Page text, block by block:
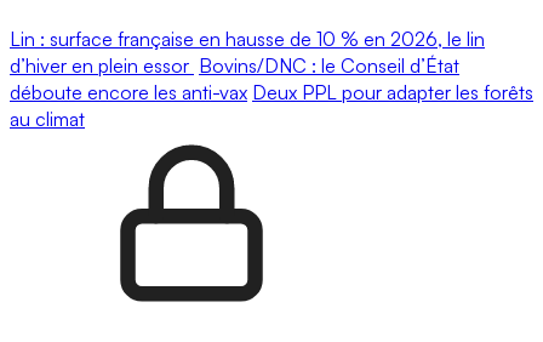
Lin : surface française en hausse de 10 % en 2026, le lin
d’hiver en plein essor Bovins/DNC : le Conseil d’État
déboute encore les anti-vax Deux PPL pour adapter les forêts
au climat